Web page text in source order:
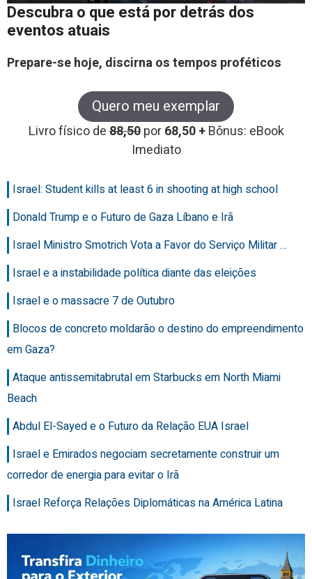
Descubra o que está por detrás dos
eventos atuais
Prepare-se hoje, discirna os tempos proféticos
Quero meu exemplar
Livro físico de88,50 por68,50 +Bônus: eBook
Imediato
Israel: Student kills at least 6 in shooting at high school
Donald Trump e o Futuro de Gaza Líbano e Irã
Israel Ministro Smotrich Vota a Favor do Serviço Militar …
Israel e a instabilidade política diante das eleições
Israel e o massacre 7 de Outubro
Blocos de concreto moldarão o destino do empreendimento
em Gaza?
Ataque antissemitabrutal em Starbucks em North Miami
Beach
Abdul El-Sayed e o Futuro da Relação EUA Israel
Israel e Emirados negociam secretamente construir um
corredor de energia para evitar o Irã
Israel Reforça Relações Diplomáticas na América Latina